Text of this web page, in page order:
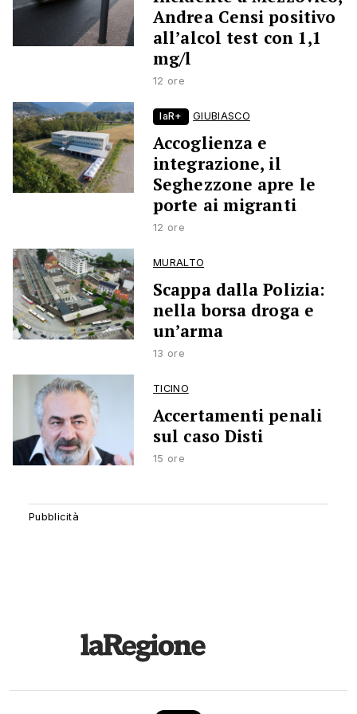
Andrea Censi positivo
all’alcol test con 1,1
mg/l
12 ore
laR+ GIUBIASCO
Accoglienza e
integrazione, il
Seghezzone apre le
porte ai migranti
12 ore
MURALTO
Scappa dalla Polizia:
nella borsa droga e
un’arma
13 ore
TICINO
Accertamenti penali
sul caso Disti
15 ore